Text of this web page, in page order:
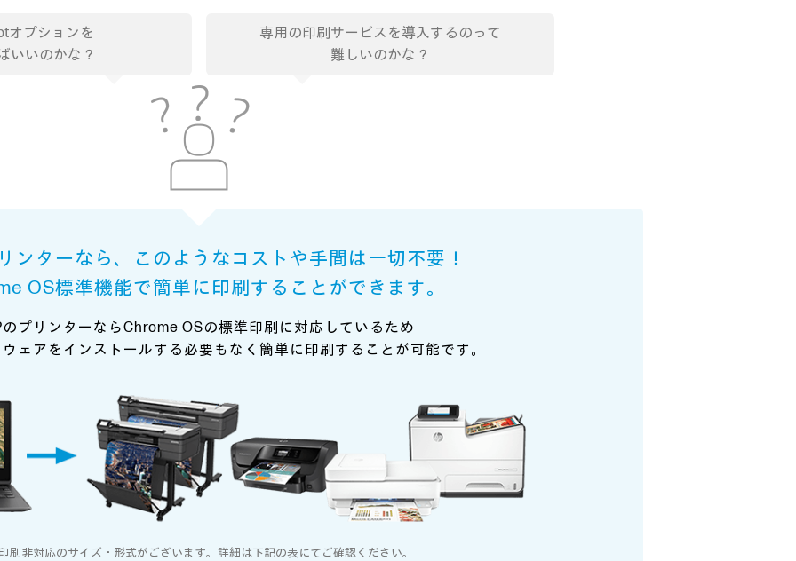
オプションを
いいのかな？
専用の印刷サービスを導入するのって
難しいのかな？
ンターなら、このようなコストや手間は一切不要！
OS標準機能で簡単に印刷することができます。
のプリンターならChrome OSの標準印刷に対応しているため
ェアをインストールする必要もなく簡単に印刷することが可能です。
刷非対応のサイズ・形式がございます。詳細は下記の表にてご確認ください。